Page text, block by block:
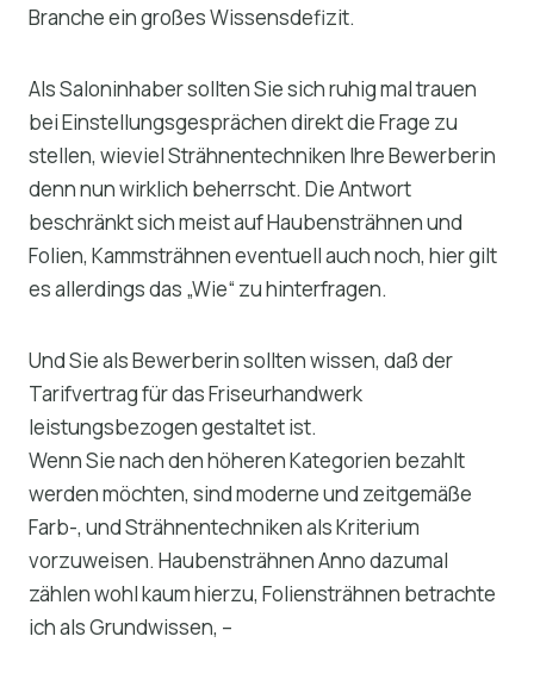
Branche ein großes Wissensdefizit.
Als Saloninhaber sollten Sie sich ruhig mal trauen
bei Einstellungsgesprächen direkt die Frage zu
stellen, wieviel Strähnentechniken Ihre Bewerberin
denn nun wirklich beherrscht. Die Antwort
beschränkt sich meist auf Haubensträhnen und
Folien, Kammsträhnen eventuell auch noch, hier gilt
es allerdings das „Wie“ zu hinterfragen.
Und Sie als Bewerberin sollten wissen, daß der
Tarifvertrag für das Friseurhandwerk
leistungsbezogen gestaltet ist.
Wenn Sie nach den höheren Kategorien bezahlt
werden möchten, sind moderne und zeitgemäße
Farb-, und Strähnentechniken als Kriterium
vorzuweisen. Haubensträhnen Anno dazumal
zählen wohl kaum hierzu, Foliensträhnen betrachte
ich als Grundwissen, –